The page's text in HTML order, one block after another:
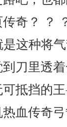
奇？ ？
这种将
刀里透
抵挡的
血传奇